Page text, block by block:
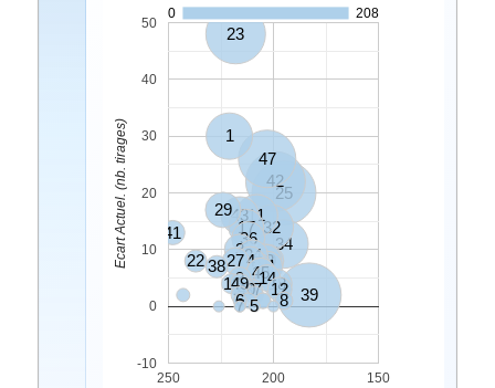
0
208
25
39
23
42
47
34
1
32
11
43
17
29
30
36
48
3
21
24
2
4
10
18
45
14
27
12
41
9
2238
1626
3137
40
49
8
6 5
7
250 200 150
-10
0
10
20
30
40
50
Ecart Actuel. (nb. tirages)